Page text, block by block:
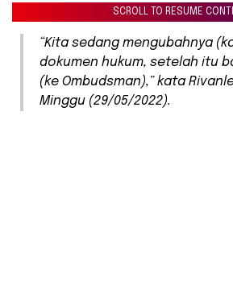
SCROLL TO RESUME
“Kita sedang mengubahnya
dokumen hukum, setelah itu
(ke Ombudsman),” kata
Minggu (29/05/2022).